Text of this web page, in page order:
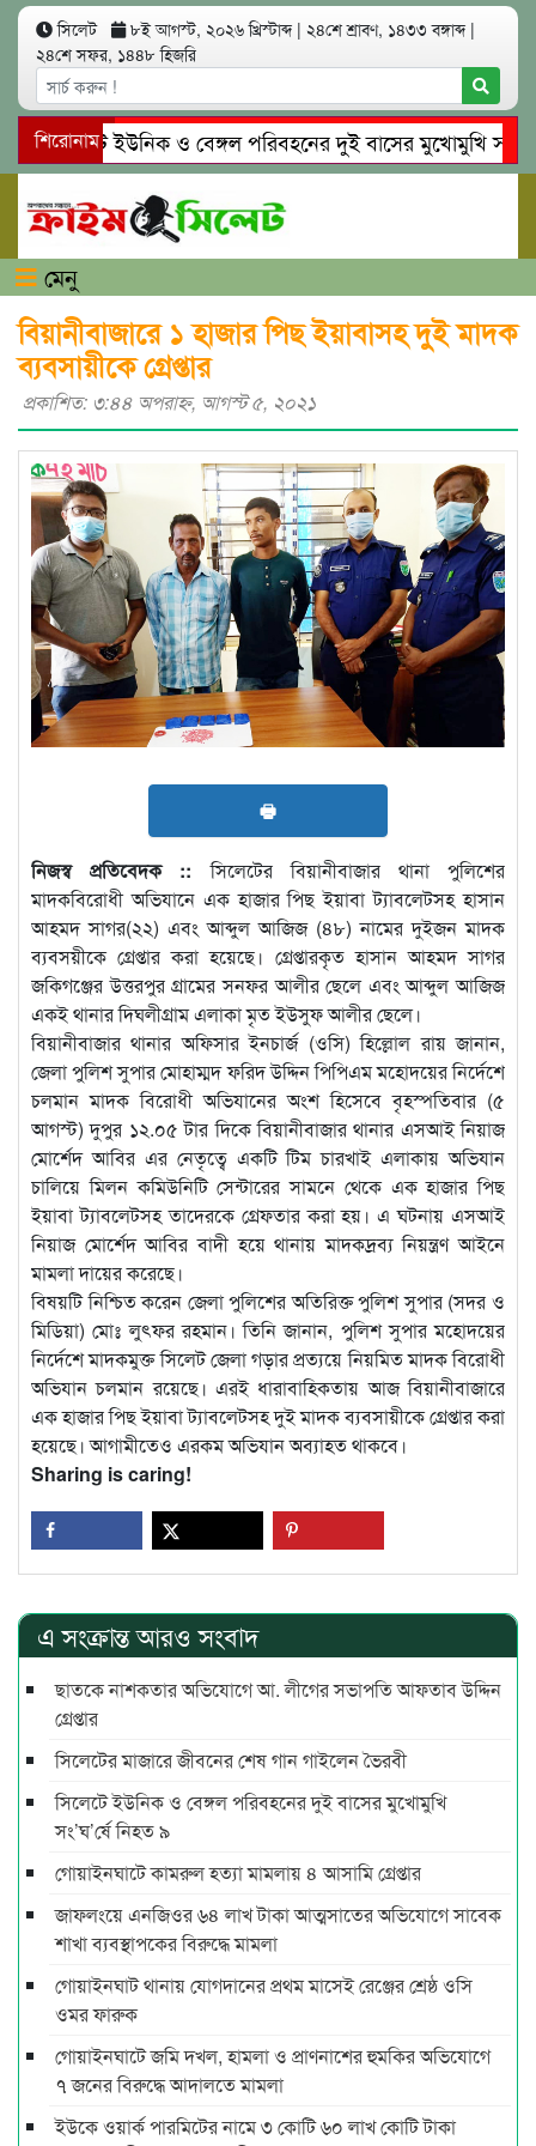
সিলেট ৮ই আগস্ট, ২০২৬ খ্রিস্টাব্দ | ২৪শে শ্রাবণ, ১৪৩৩ বঙ্গাব্দ |
২৪শে সফর, ১৪৪৮ হিজরি
শিরোনাম
সিলেটে ইউনিক ও বেঙ্গল পরিবহনের দুই বাসের মুখোমুখি
গোয়াইনঘাটে প্রেমের ফাঁদে তরুণী পাচার: মাদকাসক্ত রিমালকে
মেনু
বিয়ানীবাজারে ১ হাজার পিছ ইয়াবাসহ দুই মাদক
ব্যবসায়ীকে গ্রেপ্তার
প্রকাশিত: ৩:৪৪ অপরাহ্ণ, আগস্ট ৫, ২০২১
🖶
নিজস্ব প্রতিবেদক ::সিলেটের বিয়ানীবাজার থানা পুলিশের
মাদকবিরোধী অভিযানে এক হাজার পিছ ইয়াবা ট্যাবলেটসহ হাসান
আহমদ সাগর(২২) এবং আব্দুল আজিজ (৪৮) নামের দুইজন মাদক
ব্যবসয়ীকে গ্রেপ্তার করা হয়েছে। গ্রেপ্তারকৃত হাসান আহমদ সাগর
জকিগঞ্জের উত্তরপুর গ্রামের সনফর আলীর ছেলে এবং আব্দুল আজিজ
একই থানার দিঘলীগ্রাম এলাকা মৃত ইউসুফ আলীর ছেলে।
বিয়ানীবাজার থানার অফিসার ইনচার্জ (ওসি) হিল্লোল রায় জানান,
জেলা পুলিশ সুপার মোহাম্মদ ফরিদ উদ্দিন পিপিএম মহোদয়ের নির্দেশে
চলমান মাদক বিরোধী অভিযানের অংশ হিসেবে বৃহস্পতিবার (৫
আগস্ট) দুপুর ১২.০৫ টার দিকে বিয়ানীবাজার থানার এসআই নিয়াজ
মোর্শেদ আবির এর নেতৃত্বে একটি টিম চারখাই এলাকায় অভিযান
চালিয়ে মিলন কমিউনিটি সেন্টারের সামনে থেকে এক হাজার পিছ
ইয়াবা ট্যাবলেটসহ তাদেরকে গ্রেফতার করা হয়। এ ঘটনায় এসআই
নিয়াজ মোর্শেদ আবির বাদী হয়ে থানায় মাদকদ্রব্য নিয়ন্ত্রণ আইনে
মামলা দায়ের করেছে।
বিষয়টি নিশ্চিত করেন জেলা পুলিশের অতিরিক্ত পুলিশ সুপার (সদর ও
মিডিয়া) মোঃ লুৎফর রহমান। তিনি জানান, পুলিশ সুপার মহোদয়ের
নির্দেশে মাদকমুক্ত সিলেট জেলা গড়ার প্রত্যয়ে নিয়মিত মাদক বিরোধী
অভিযান চলমান রয়েছে। এরই ধারাবাহিকতায় আজ বিয়ানীবাজারে
এক হাজার পিছ ইয়াবা ট্যাবলেটসহ দুই মাদক ব্যবসায়ীকে গ্রেপ্তার করা
হয়েছে। আগামীতেও এরকম অভিযান অব্যাহত থাকবে।
Sharing is caring!
এ সংক্রান্ত আরও সংবাদ
ছাতকে নাশকতার অভিযোগে আ. লীগের সভাপ‌তি আফতাব উদ্দিন
গ্রেপ্তার
সিলেটের মাজারে জীবনের শেষ গান গাইলেন ভৈরবী
সিলেটে ইউনিক ও বেঙ্গল পরিবহনের দুই বাসের মুখোমুখি
সং’ঘ’র্ষে নিহত ৯
গোয়াইনঘাটে কামরুল হত্যা মামলায় ৪ আসামি গ্রেপ্তার
জাফলংয়ে এনজিওর ৬৪ লাখ টাকা আত্মসাতের অভিযোগে সাবেক
শাখা ব্যবস্থাপকের বিরুদ্ধে মামলা
গোয়াইনঘাট থানায় যোগদানের প্রথম মাসেই রেঞ্জের শ্রেষ্ঠ ওসি
ওমর ফারুক
গোয়াইনঘাটে জমি দখল, হামলা ও প্রাণনাশের হুমকির অভিযোগে
৭ জনের বিরুদ্ধে আদালতে মামলা
ইউকে ওয়ার্ক পারমিটের নামে ৩ কোটি ৬০ লাখ কোটি টাকা